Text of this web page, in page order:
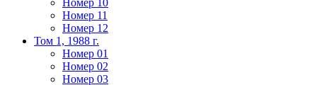
Номер 10
Номер 11
Номер 12
Том 1, 1988 г.
Номер 01
Номер 02
Номер 03